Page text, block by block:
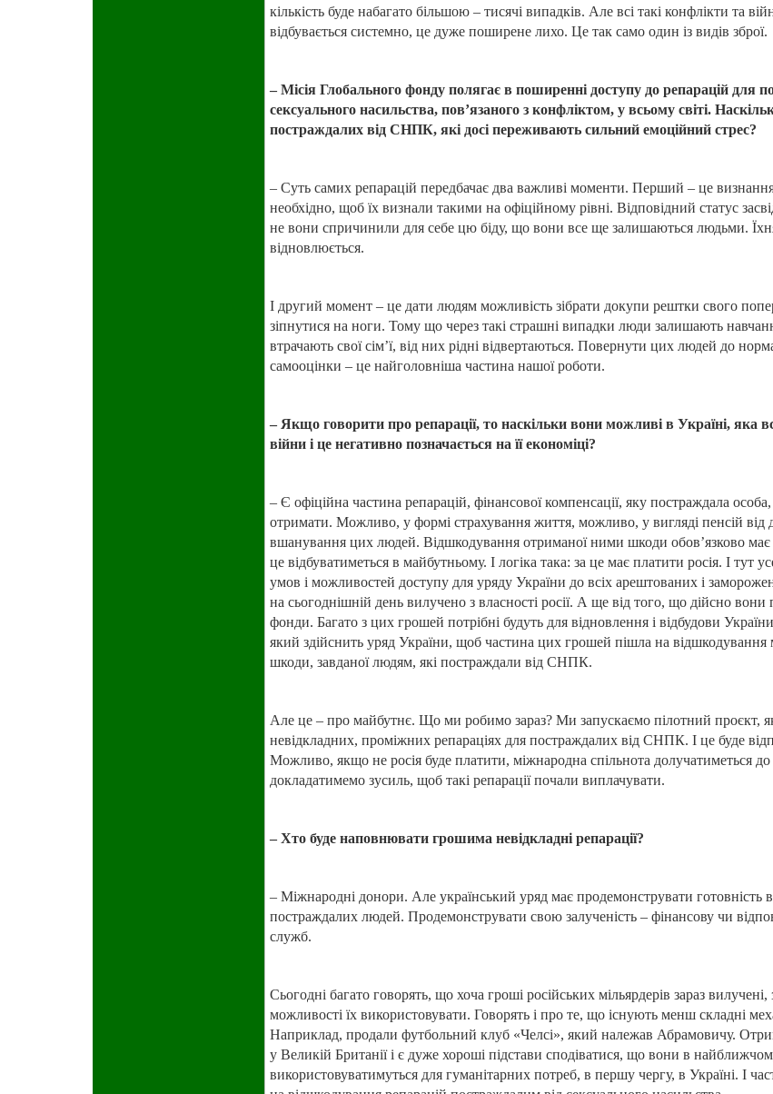
кількість буде набагато більшою – тисячі випадків. Але всі такі конфлікти та
відбувається системно, це дуже поширене лихо. Це так само один із видів зброї.
– Місія Глобального фонду полягає в поширенні доступу до репарацій для
сексуального насильства, пов’язаного з конфліктом, у всьому світі.
постраждалих від СНПК, які досі переживають сильний емоційний стрес?
– Суть самих репарацій передбачає два важливі моменти. Перший – це
необхідно, щоб їх визнали такими на офіційному рівні. Відповідний статус
не вони спричинили для себе цю біду, що вони все ще залишаються людьми. Їхня
відновлюється.
І другий момент – це дати людям можливість зібрати докупи рештки свого
зіпнутися на ноги. Тому що через такі страшні випадки люди залишають
втрачають свої сім’ї, від них рідні відвертаються. Повернути цих людей до
самооцінки – це найголовніша частина нашої роботи.
– Якщо говорити про репарації, то наскільки вони можливі в Україні, яка
війни і це негативно позначається на її економіці?
– Є офіційна частина репарацій, фінансової компенсації, яку постраждала
отримати. Можливо, у формі страхування життя, можливо, у вигляді пенсій від
вшанування цих людей. Відшкодування отриманої ними шкоди обов’язково
це відбуватиметься в майбутньому. І логіка така: за це має платити росія. І тут
умов і можливостей доступу для уряду України до всіх арештованих і
на сьогоднішній день вилучено з власності росії. А ще від того, що дійсно вони
фонди. Багато з цих грошей потрібні будуть для відновлення і відбудови
який здійснить уряд України, щоб частина цих грошей пішла на відшкодування
шкоди, завданої людям, які постраждали від СНПК.
Але це – про майбутнє. Що ми робимо зараз? Ми запускаємо пілотний проєкт,
невідкладних, проміжних репараціях для постраждалих від СНПК. І це буде
Можливо, якщо не росія буде платити, міжнародна спільнота долучатиметься
докладатимемо зусиль, щоб такі репарації почали виплачувати.
– Хто буде наповнювати грошима невідкладні репарації?
– Міжнародні донори. Але український уряд має продемонструвати готовність
постраждалих людей. Продемонструвати свою залученість – фінансову чи
служб.
Сьогодні багато говорять, що хоча гроші російських мільярдерів зараз вилучені,
можливості їх використовувати. Говорять і про те, що існують менш складні
Наприклад, продали футбольний клуб «Челсі», який належав Абрамовичу.
у Великій Британії і є дуже хороші підстави сподіватися, що вони в
використовуватимуться для гуманітарних потреб, в першу чергу, в Україні. І